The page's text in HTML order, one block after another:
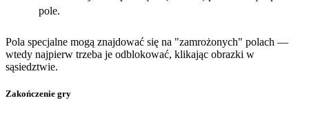
pole.
Pola specjalne mogą znajdować się na "zamrożonych" polach —
wtedy najpierw trzeba je odblokować, klikając obrazki w
sąsiedztwie.
Zakończenie gry